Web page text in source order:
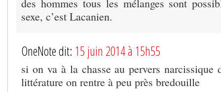
des hommes tous les mélanges sont
sexe, c’est Lacanien.
OneNote dit: 15 juin 2014 à 15h55
si on va à la chasse au pervers narcissique
littérature on rentre à peu près bredouille